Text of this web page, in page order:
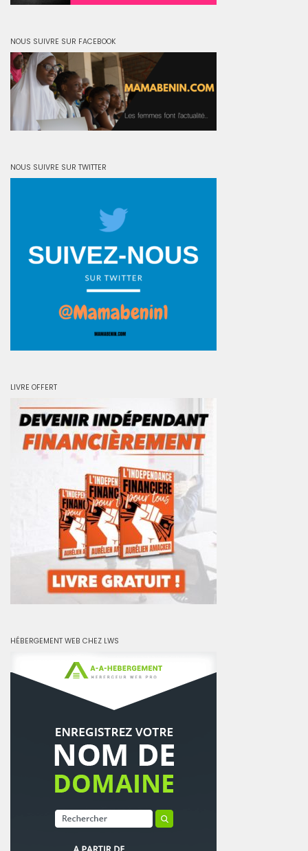
NOUS SUIVRE SUR FACEBOOK
NOUS SUIVRE SUR TWITTER
LIVRE OFFERT
HÉBERGEMENT WEB CHEZ LWS